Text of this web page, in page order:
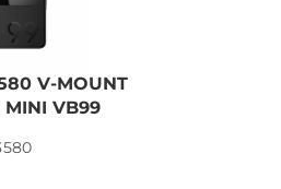
V-MOUNT
MINI VB99